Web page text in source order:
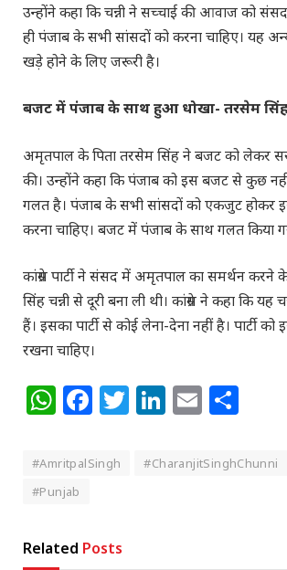
उन्होंने कहा कि चन्नी ने सच्चाई की आवाज को
ही पंजाब के सभी सांसदों को करना चाहिए। यह
खड़े होने के लिए जरूरी है।
बजट में पंजाब के साथ हुआ धोखा- तरसेम सिंह
अमृतपाल के पिता तरसेम सिंह ने बजट को लेकर
की। उन्होंने कहा कि पंजाब को इस बजट से कुछ
गलत है। पंजाब के सभी सांसदों को एकजुट होकर
करना चाहिए। बजट में पंजाब के साथ गलत किया
कांग्रेस पार्टी ने संसद में अमृतपाल का समर्थन करने
सिंह चन्नी से दूरी बना ली थी। कांग्रेस ने कहा कि यह
हैं। इसका पार्टी से कोई लेना-देना नहीं है। पार्टी
रखना चाहिए।
WhatsApp
Facebook
Twitter
LinkedIn
Email
#AmritpalSingh #CharanjitSinghChunni
#Punjab
Related Posts